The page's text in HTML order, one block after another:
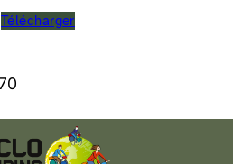
Télécharger